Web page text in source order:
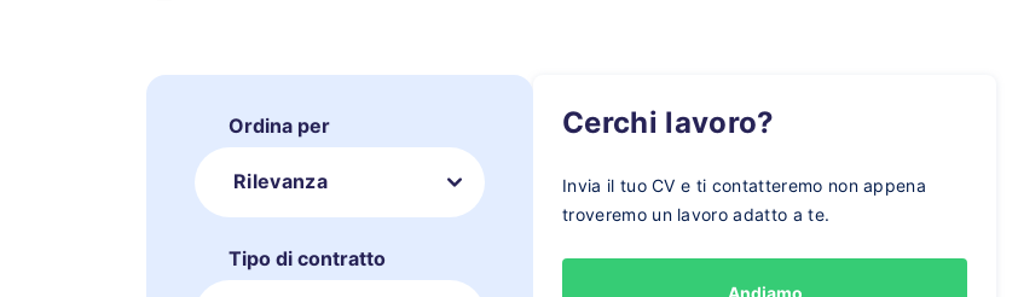
Ordina per
Rilevanza
Tipo di contratto
Cerchi lavoro?
Invia il tuo CV e ti contatteremo non appena
troveremo un lavoro adatto a te.
Andiamo